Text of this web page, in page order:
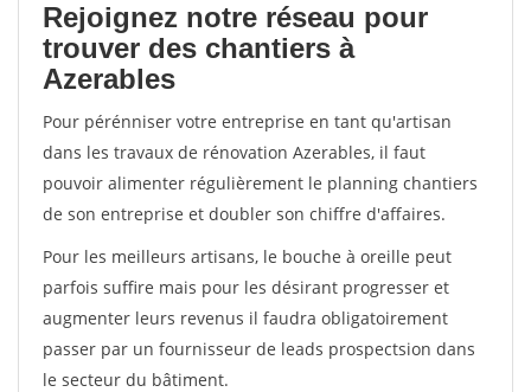
Rejoignez notre réseau pour
trouver des chantiers à
Azerables
Pour pérénniser votre entreprise en tant qu'artisan
dans les travaux de rénovation Azerables, il faut
pouvoir alimenter régulièrement le planning chantiers
de son entreprise et doubler son chiffre d'affaires.
Pour les meilleurs artisans, le bouche à oreille peut
parfois suffire mais pour les désirant progresser et
augmenter leurs revenus il faudra obligatoirement
passer par un fournisseur de leads prospectsion dans
le secteur du bâtiment.